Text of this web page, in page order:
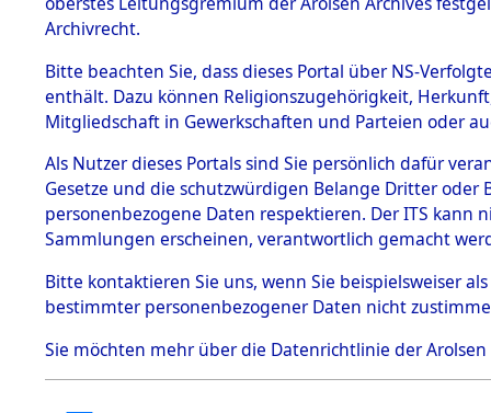
BESTÄNDE
1.
mente
5. Verschiedenes
5.3
Todesmärsche
5.3.1 Alliierte
Erhebungen
zu
Todesmärsch
en
5.3.2
Archivrecht.
Bitte beachten Sie, dass dieses Portal über NS-
enthält. Dazu können Religionszugehörigkeit,
Mitgliedschaft in Gewerkschaften und Parteien oder
Als Nutzer dieses Portals sind Sie persönlich dafür
Gesetze und die schutzwürdigen Belange Dritter
personenbezogene Daten respektieren. Der ITS
Sammlungen erscheinen, verantwortlich gemacht
Bitte kontaktieren Sie uns, wenn Sie beispielsweiser
bestimmter personenbezogener Daten nicht
Sie möchten mehr über die Datenrichtlinie der Arolsen